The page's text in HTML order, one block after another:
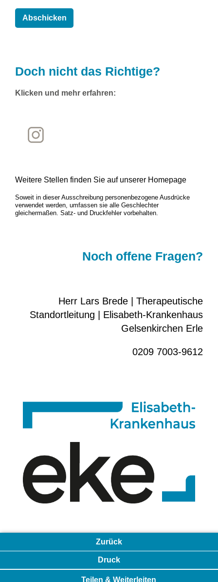
Doch nicht das Richtige?
Klicken und mehr erfahren:
Weitere Stellen finden Sie auf unserer Homepage
Soweit in dieser Ausschreibung personenbezogene Ausdrücke
verwendet werden, umfassen sie alle Geschlechter
gleichermaßen. Satz- und Druckfehler vorbehalten.
Noch offene Fragen?
Herr Lars Brede | Therapeutische
Standortleitung | Elisabeth-Krankenhaus
Gelsenkirchen Erle
0209 7003-9612
Zurück
Druck
Teilen & Weiterleiten